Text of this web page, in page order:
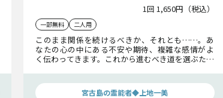
1回 1,650円（税込）
一部無料 二人用
このまま関係を続けるべきか、それとも……。あ
なたの心の中にある不安や期待、複雑な感情がよ
く伝わってきます。これから進むべき道を選ぶため
しょう。
宮古島の霊能者◆上地一美